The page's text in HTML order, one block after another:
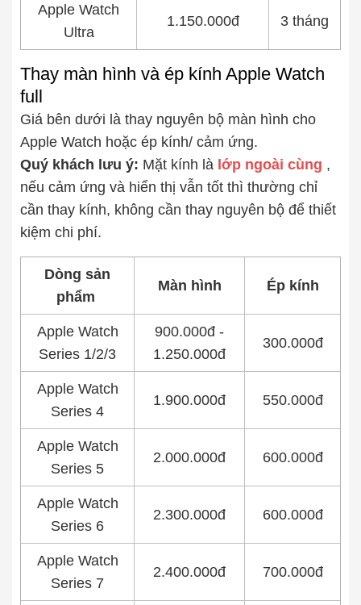
Apple Watch
Ultra
1.150.000đ 3 tháng
Thay màn hình và ép kính Apple Watch
full
Giá bên dưới là thay nguyên bộ màn hình cho
Apple Watch hoặc ép kính/ cảm ứng.
Quý khách lưu ý: Mặt kính là lớp ngoài cùng ,
nếu cảm ứng và hiển thị vẫn tốt thì thường chỉ
cần thay kính, không cần thay nguyên bộ để thiết
kiệm chi phí.
Dòng sản
phẩm
Màn hình Ép kính
Apple Watch
Series 1/2/3
900.000đ -
1.250.000đ
300.000đ
Apple Watch
Series 4
1.900.000đ 550.000đ
Apple Watch
Series 5
2.000.000đ 600.000đ
Apple Watch
Series 6
2.300.000đ 600.000đ
Apple Watch
Series 7
2.400.000đ 700.000đ